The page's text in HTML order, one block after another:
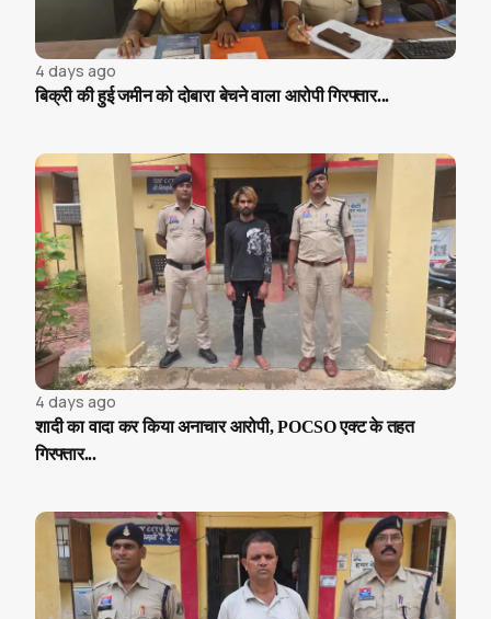
4 days ago
बिक्री की हुई जमीन को दोबारा बेचने वाला आरोपी गिरफ्तार...
4 days ago
शादी का वादा कर किया अनाचार आरोपी, POCSO एक्ट के तहत
गिरफ्तार...